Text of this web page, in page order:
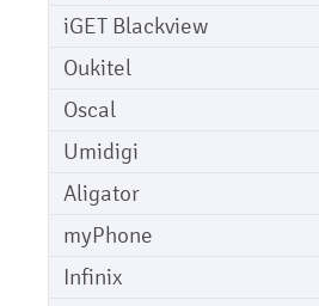
iGET Blackview
Oukitel
Oscal
Umidigi
Aligator
myPhone
Infinix